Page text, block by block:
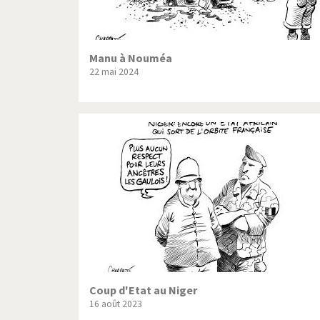
Manu à Nouméa
22 mai 2024
Coup d'Etat au Niger
16 août 2023